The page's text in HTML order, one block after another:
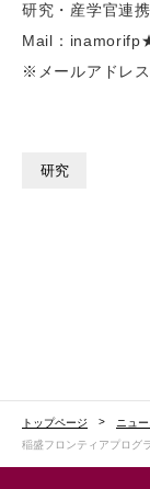
研究・産学官連
Mail：
※メールアドレ
研究
トップページ ニュー
稲盛フロンティアプログ